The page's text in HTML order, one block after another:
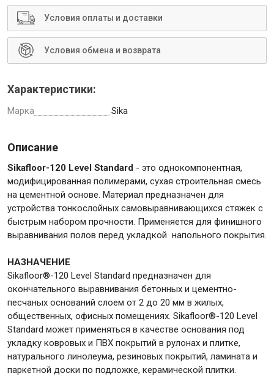
Условия оплаты и доставки
Условия обмена и возврата
Характеристики:
Марка Sika
Описание
Sikafloor-120 Level Standard - это однокомпонентная,
модифицированная полимерами, сухая строительная смесь
на цементной основе. Материал предназначен для
устройства тонкослойных самовыравнивающихся стяжек с
быстрым набором прочности. Применяется для финишного
выравнивания полов перед укладкой напольного покрытия.
НАЗНАЧЕНИЕ
Sikafloor®-120 Level Standard предназначен для
окончательного выравнивания бетонных и цементно-
песчаных оснований слоем от 2 до 20 мм в жилых,
общественных, офисных помещениях. Sikafloor®-120 Level
Standard может применяться в качестве основания под
укладку ковровых и ПВХ покрытий в рулонах и плитке,
натурального линолеума, резиновых покрытий, ламината и
паркетной доски по подложке, керамической плитки.
Инструменты
Малярный инструмент
Ещё 2
Сантехника
Крепежи
Анкеры
Монтажные ленты